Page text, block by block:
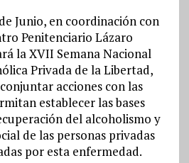
Junio, en coordinación con
Penitenciario Lázaro
la XVII Semana Nacional
Privada de la Libertad,
acciones con las
establecer las bases
del alcoholismo y
de las personas privadas
por esta enfermedad.